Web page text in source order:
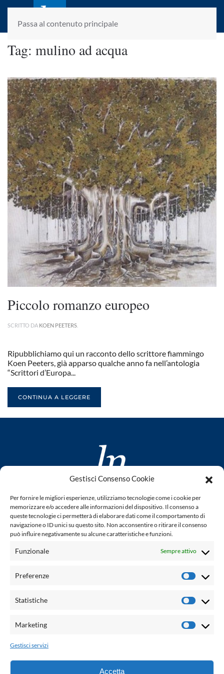
Gestisci Consenso Cookie
Per fornire le migliori esperienze, utilizziamo tecnologie come i cookie per
memorizzare e/o accedere alle informazioni del dispositivo. Il consenso a
queste tecnologie ci permetterà di elaborare dati come il comportamento di
navigazione o ID unici su questo sito. Non acconsentire o ritirare il consenso
può influire negativamente su alcune caratteristiche e funzioni.
Funzionale Sempre attivo
Preferenze
Statistiche
Marketing
Gestisci servizi
Accetta
Passa al contenuto principale
laletteraturaenoi.it
fondato da Romano Luperini
Tag: mulino ad acqua
Piccolo romanzo europeo
SCRITTO DA KOEN PEETERS
Ripubblichiamo qui un racconto dello scrittore fiammingo
Koen Peeters, già apparso qualche anno fa nell’antologia
“Scrittori d’Europa...
CONTINUA A LEGGERE
www.laletteraturaenoi.it
fondato da Romano Luperini
Questo blog non rappresenta una testata giornalistica in
quanto viene aggiornato senza alcuna periodicità. Non può
legge n° 62 del 7.03.2001. L'autore non è responsabile per
email:
Grafica e web:Salvatore Leto